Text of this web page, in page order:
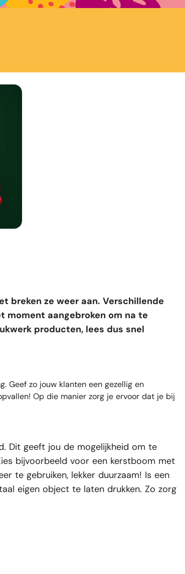
breken ze weer aan. Verschillende
moment aangebroken om na te
producten, lees dus snel
. Geef zo jouw klanten een gezellig en
Op die manier zorg je ervoor dat je bij
. Dit geeft jou de mogelijkheid om te
bijvoorbeeld voor een kerstboom met
te gebruiken, lekker duurzaam! Is een
eigen object te laten drukken. Zo zorg